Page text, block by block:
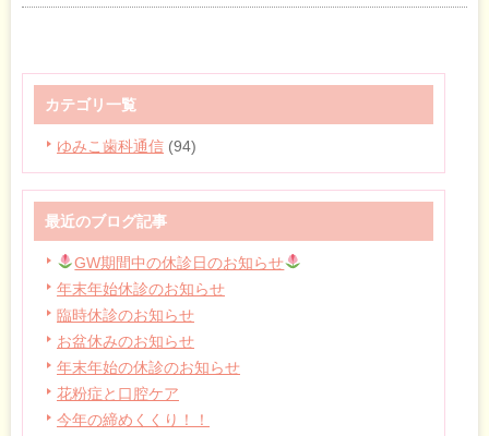
カテゴリ一覧
ゆみこ歯科通信 (94)
最近のブログ記事
GW期間中の休診日のお知らせ
年末年始休診のお知らせ
臨時休診のお知らせ
お盆休みのお知らせ
年末年始の休診のお知らせ
花粉症と口腔ケア
今年の締めくくり！！